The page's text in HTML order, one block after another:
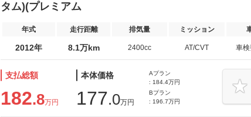
タム)(プレミアム
年式 走行距離 排気量 ミッション
2012年 8.1万km 2400cc AT/CVT 車
支払総額
182.8万円
本体価格
177.0万円
Aプラン
: 184.4万円
Bプラン
: 196.7万円